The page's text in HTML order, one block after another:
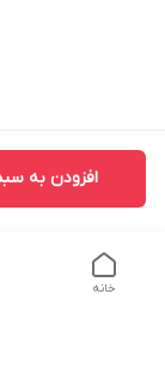
افزودن به
خانه